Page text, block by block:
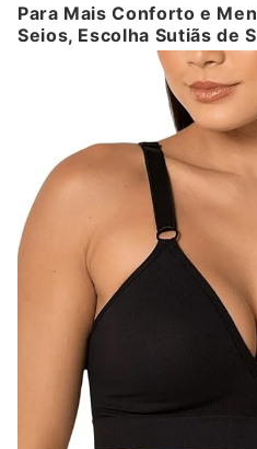
Para Mais Conforto e
Seios, Escolha Sutiãs de